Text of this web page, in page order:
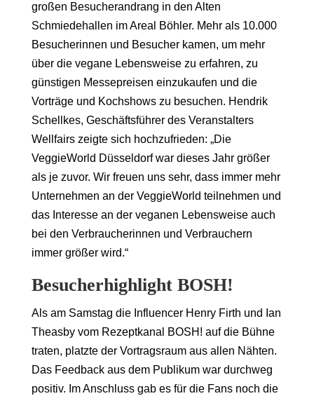
großen Besucherandrang in den Alten
Schmiedehallen im Areal Böhler. Mehr als 10.000
Besucherinnen und Besucher kamen, um mehr
über die vegane Lebensweise zu erfahren, zu
günstigen Messepreisen einzukaufen und die
Vorträge und Kochshows zu besuchen. Hendrik
Schellkes, Geschäftsführer des Veranstalters
Wellfairs zeigte sich hochzufrieden: „Die
VeggieWorld Düsseldorf war dieses Jahr größer
als je zuvor. Wir freuen uns sehr, dass immer mehr
Unternehmen an der VeggieWorld teilnehmen und
das Interesse an der veganen Lebensweise auch
bei den Verbraucherinnen und Verbrauchern
immer größer wird.“
Besucherhighlight BOSH!
Als am Samstag die Influencer Henry Firth und Ian
Theasby vom Rezeptkanal BOSH! auf die Bühne
traten, platzte der Vortragsraum aus allen Nähten.
Das Feedback aus dem Publikum war durchweg
positiv. Im Anschluss gab es für die Fans noch die